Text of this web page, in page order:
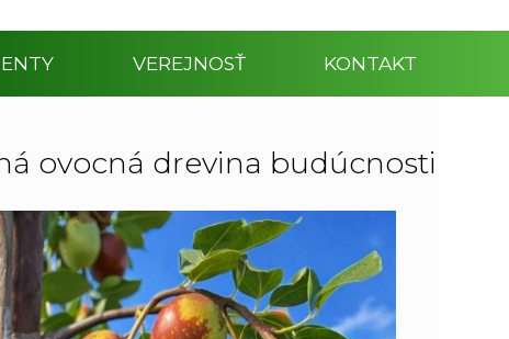
VEREJNOSŤ KONTAKT
ovocná drevina budúcnosti